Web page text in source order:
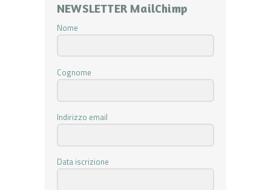
NEWSLETTER MailChimp
Nome
Cognome
Indirizzo email
Data iscrizione